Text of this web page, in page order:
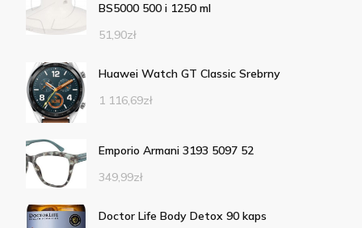
BS5000 500 i 1250 ml
51,90zł
Huawei Watch GT Classic Srebrny
1 116,69zł
Emporio Armani 3193 5097 52
349,99zł
Doctor Life Body Detox 90 kaps